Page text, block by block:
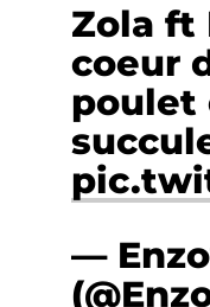
Zola ft
coeur
poulet
—